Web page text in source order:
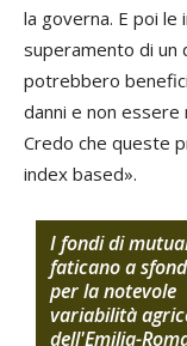
la governa. E poi le
superamento di un
potrebbero
danni e non essere
Credo che queste
index based».
I fondi di
faticano a
per la notevole
variabilità
dell'Emilia-